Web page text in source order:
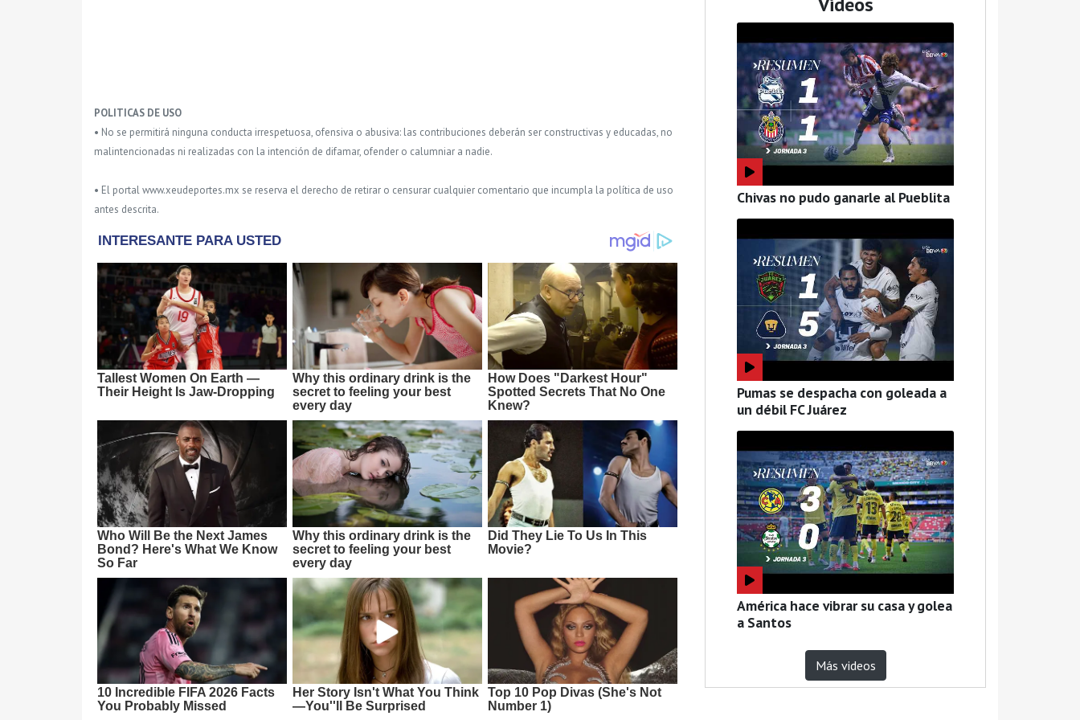
POLITICAS DE USO
• No se permitirá ninguna conducta irrespetuosa, ofensiva o abusiva: las contribuciones deberán ser constructivas y educadas, no
malintencionadas ni realizadas con la intención de difamar, ofender o calumniar a nadie.
• El portal www.xeudeportes.mx se reserva el derecho de retirar o censurar cualquier comentario que incumpla la política de uso
antes descrita.
Chivas no pudo ganarle al Pueblita
Pumas se despacha con goleada a
un débil FC Juárez
América hace vibrar su casa y golea
a Santos
Más videos